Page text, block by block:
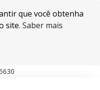
que você obtenha
site. Saber mais